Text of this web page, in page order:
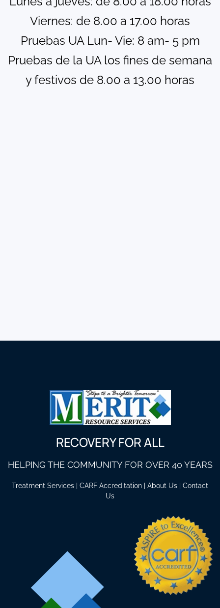
Viernes: de 8.00 a 17.00 horas
Pruebas UA Lun- Vie: 8 am- 5 pm
Pruebas de la UA los fines de semana
y festivos de 8.00 a 13.00 horas
RECOVERY FOR ALL
HELPING THE COMMUNITY FOR OVER 40 YEARS
Treatment Services CARF Accreditation About Us
Contact
Us